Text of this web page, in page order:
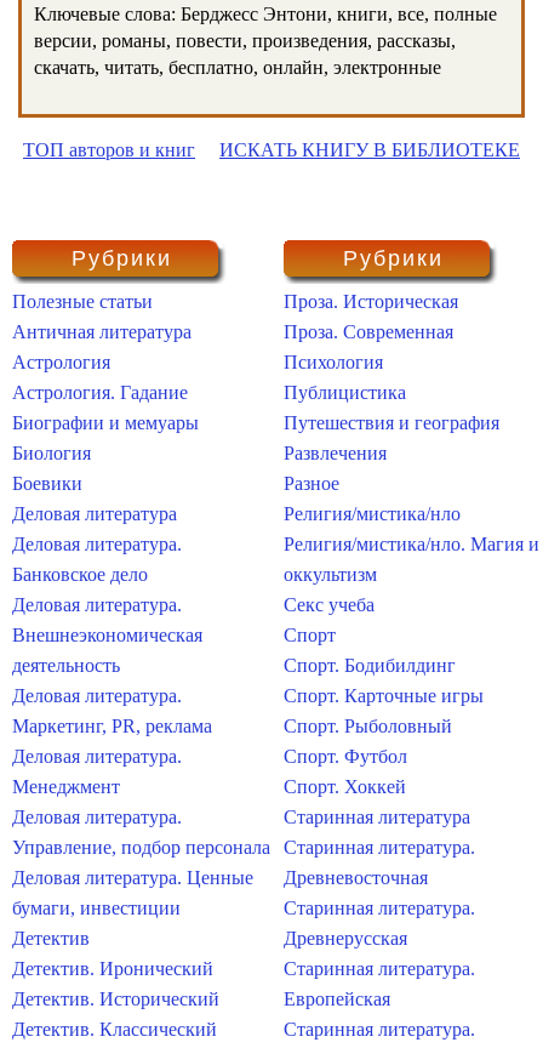
Ключевые слова: Берджесс Энтони, книги, все, полные
версии, романы, повести, произведения, рассказы,
скачать, читать, бесплатно, онлайн, электронные
ТОП авторов и книг ИСКАТЬ КНИГУ В БИБЛИОТЕКЕ
Рубрики
Полезные статьи
Античная литература
Астрология
Астрология. Гадание
Биографии и мемуары
Биология
Боевики
Деловая литература
Деловая литература.
Банковское дело
Деловая литература.
Внешнеэкономическая
деятельность
Деловая литература.
Маркетинг, PR, реклама
Деловая литература.
Менеджмент
Деловая литература.
Управление, подбор персонала
Деловая литература. Ценные
бумаги, инвестиции
Детектив
Детектив. Иронический
Детектив. Исторический
Детектив. Классический
Рубрики
Проза. Историческая
Проза. Современная
Психология
Публицистика
Путешествия и география
Развлечения
Разное
Религия/мистика/нло
Религия/мистика/нло. Магия и
оккультизм
Секс учеба
Спорт
Спорт. Бодибилдинг
Спорт. Карточные игры
Спорт. Рыболовный
Спорт. Футбол
Спорт. Хоккей
Старинная литература
Старинная литература.
Древневосточная
Старинная литература.
Древнерусская
Старинная литература.
Европейская
Старинная литература.